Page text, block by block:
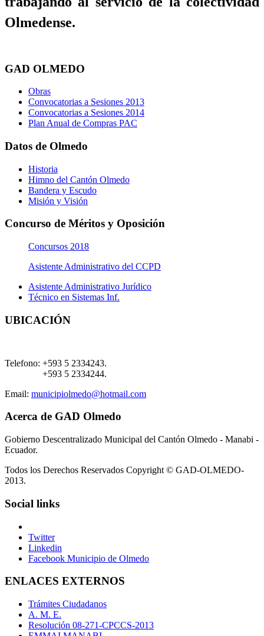
Olmedense.
GAD OLMEDO
Obras
Convocatorias a Sesiones 2013
Convocatorias a Sesiones 2014
Plan Anual de Compras PAC
Datos de Olmedo
Historia
Himno del Cantón Olmedo
Bandera y Escudo
Misión y Visión
Concurso de Méritos y Oposición
Concursos 2018
Asistente Administrativo del CCPD
Asistente Administrativo Jurídico
Técnico en Sistemas Inf.
UBICACIÓN
Telefono: +593 5 2334243.
+593 5 2334244.
Email: municipiolmedo@hotmail.com
Acerca de GAD Olmedo
Gobierno Descentralizado Municipal del Cantón Olmedo - Manabi -
Ecuador.
Todos los Derechos Reservados Copyright © GAD-OLMEDO-
2013.
Social links
Twitter
Linkedin
Facebook Municipio de Olmedo
ENLACES EXTERNOS
Trámites Ciudadanos
A. M. E.
Resolución 08-271-CPCCS-2013